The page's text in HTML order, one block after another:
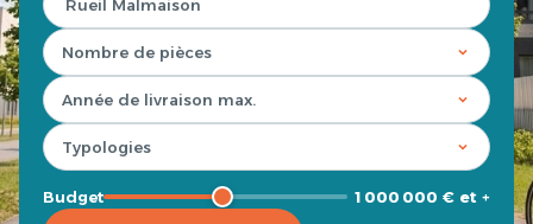
Budget 1 000 000 € et +